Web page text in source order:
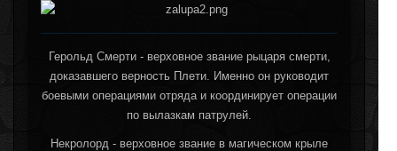
Герольд Смерти - верховное звание рыцаря смерти,
доказавшего верность Плети. Именно он руководит
боевыми операциями отряда и координирует операции
по вылазкам патрулей.
Некролорд - верховное звание в магическом крыле